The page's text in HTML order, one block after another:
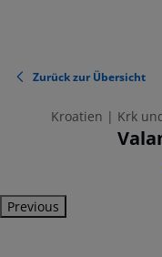
Zurück zur Übersicht
Kroatien | Krk
Previous